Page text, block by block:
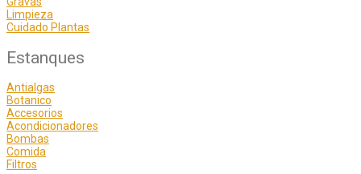
Limpieza
Cuidado Plantas
Estanques
Antialgas
Botanico
Accesorios
Acondicionadores
Bombas
Comida
Filtros